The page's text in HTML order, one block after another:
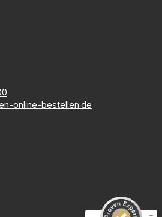
online-bestellen.de
ProvenExpert.com